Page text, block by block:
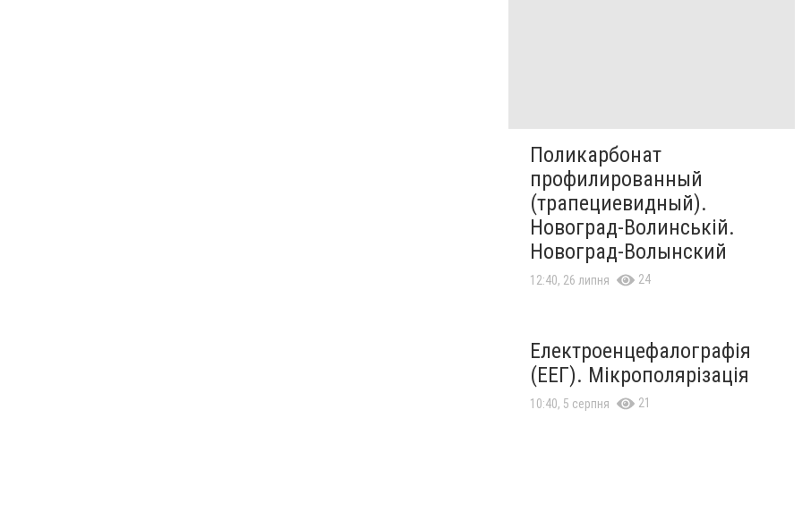
Поликарбонат
профилированный
(трапециевидный).
Новоград-Волинській.
Новоград-Волынский
12:40, 26 липня 24
Електроенцефалографія
(ЕЕГ). Мікрополярізація
10:40, 5 серпня 21